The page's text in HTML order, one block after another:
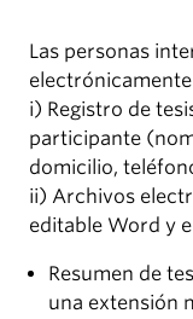
Las personas
electrónicamente
i) Registro de
participante
domicilio,
ii) Archivos
editable Word y
Resumen de
una extensión